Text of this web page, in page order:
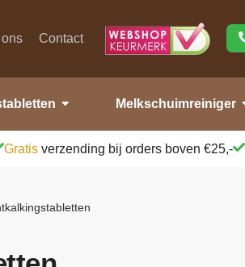
Contact
Melkschuimreiniger
Gratis verzending bij orders boven €25,-